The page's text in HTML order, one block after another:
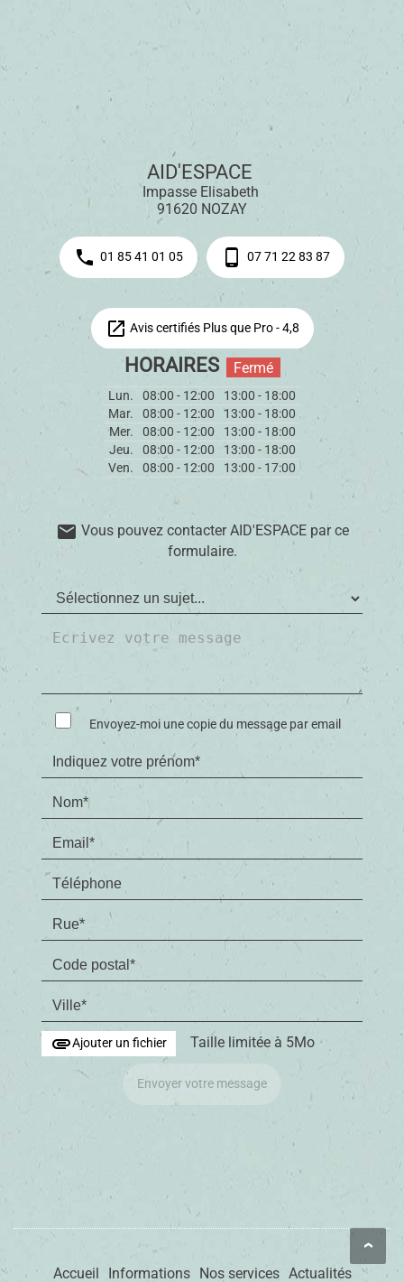
AID'ESPACE
Impasse Elisabeth
91620 NOZAY
phone 01 85 41 01 05 phone_android 07 71 22 83 87
open_in_new Avis certifiés Plus que Pro - 4,8
HORAIRES Fermé
Lun. 08:00 - 12:00
13:00 - 18:00
Mar.
08:00 - 12:00
13:00 - 18:00
Mer.
08:00 - 12:00
13:00 - 18:00
Jeu.
08:00 - 12:00
13:00 - 18:00
Ven.
08:00 - 12:00 13:00 - 17:00
email Vous pouvez contacter AID'ESPACE par ce
formulaire.
Envoyez-moi une copie du message par email
attachmentAjouter un fichier Taille limitée à 5Mo
Envoyer votre message
Accueil Informations Nos services Actualités